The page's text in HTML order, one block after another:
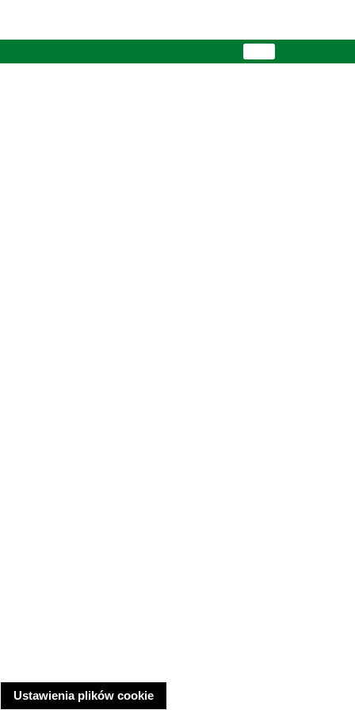
Ustawienia plików cookie